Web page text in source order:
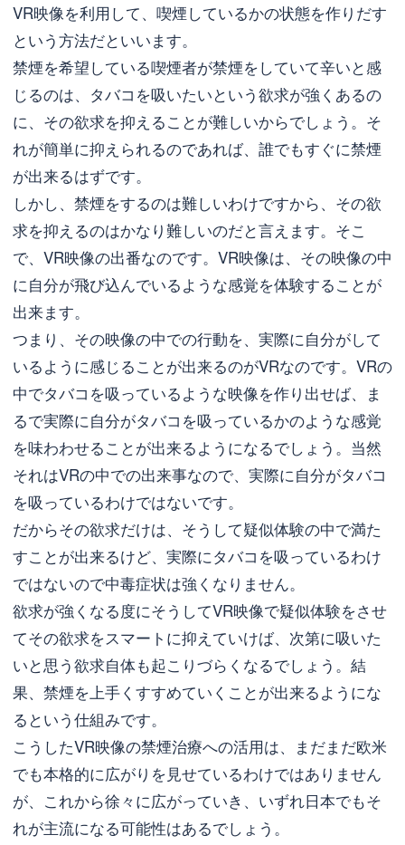
VR映像を利用して、喫煙しているかの状態を作りだす
という方法だといいます。
禁煙を希望している喫煙者が禁煙をしていて辛いと感
じるのは、タバコを吸いたいという欲求が強くあるの
に、その欲求を抑えることが難しいからでしょう。そ
れが簡単に抑えられるのであれば、誰でもすぐに禁煙
が出来るはずです。
しかし、禁煙をするのは難しいわけですから、その欲
求を抑えるのはかなり難しいのだと言えます。そこ
で、VR映像の出番なのです。VR映像は、その映像の中
に自分が飛び込んでいるような感覚を体験することが
出来ます。
つまり、その映像の中での行動を、実際に自分がして
いるように感じることが出来るのがVRなのです。VRの
中でタバコを吸っているような映像を作り出せば、ま
るで実際に自分がタバコを吸っているかのような感覚
を味わわせることが出来るようになるでしょう。当然
それはVRの中での出来事なので、実際に自分がタバコ
を吸っているわけではないです。
だからその欲求だけは、そうして疑似体験の中で満た
すことが出来るけど、実際にタバコを吸っているわけ
ではないので中毒症状は強くなりません。
欲求が強くなる度にそうしてVR映像で疑似体験をさせ
てその欲求をスマートに抑えていけば、次第に吸いた
いと思う欲求自体も起こりづらくなるでしょう。結
果、禁煙を上手くすすめていくことが出来るようにな
るという仕組みです。
こうしたVR映像の禁煙治療への活用は、まだまだ欧米
でも本格的に広がりを見せているわけではありません
が、これから徐々に広がっていき、いずれ日本でもそ
れが主流になる可能性はあるでしょう。